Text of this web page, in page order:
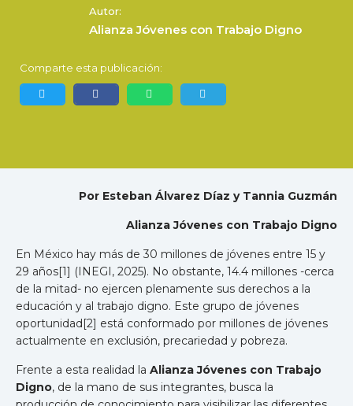
Autor:
Alianza Jóvenes con Trabajo Digno
Comparte esta publicación:
Por Esteban Álvarez Díaz y Tannia Guzmán
Alianza Jóvenes con Trabajo Digno
En México hay más de 30 millones de jóvenes entre 15 y
29 años[1] (INEGI, 2025). No obstante, 14.4 millones -cerca
de la mitad- no ejercen plenamente sus derechos a la
educación y al trabajo digno. Este grupo de jóvenes
oportunidad[2] está conformado por millones de jóvenes
actualmente en exclusión, precariedad y pobreza.
Frente a esta realidad la Alianza Jóvenes con Trabajo
Digno, de la mano de sus integrantes, busca la